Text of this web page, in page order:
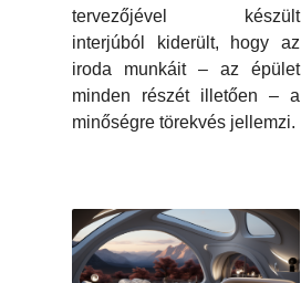
tervezőjével készült
interjúból kiderült, hogy az
iroda munkáit – az épület
minden részét illetően – a
minőségre törekvés jellemzi.